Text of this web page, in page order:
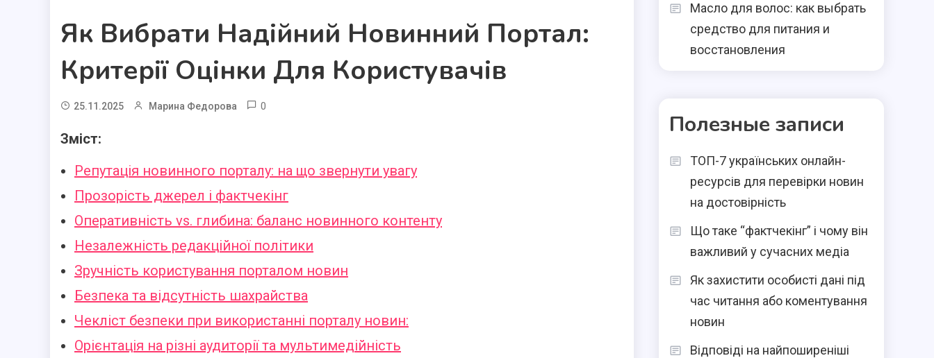
Як Вибрати Надійний Новинний Портал:
Критерії Оцінки Для Користувачів
25.11.2025 Марина Федорова 0
Зміст:
Репутація новинного порталу: на що звернути увагу
Прозорість джерел і фактчекінг
Оперативність vs. глибина: баланс новинного контенту
Незалежність редакційної політики
Зручність користування порталом новин
Безпека та відсутність шахрайства
Чекліст безпеки при використанні порталу новин:
Орієнтація на різні аудиторії та мультимедійність
Масло для волос: как выбрать
средство для питания и
восстановления
Полезные записи
ТОП-7 українських онлайн-
ресурсів для перевірки новин
на достовірність
Що таке “фактчекінг” і чому він
важливий у сучасних медіа
Як захистити особисті дані під
час читання або коментування
новин
Відповіді на найпоширеніші